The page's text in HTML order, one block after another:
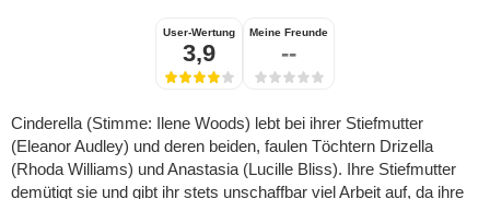
User-Wertung
3,9
Meine Freunde
--
Cinderella (Stimme: Ilene Woods) lebt bei ihrer Stiefmutter
(Eleanor Audley) und deren beiden, faulen Töchtern Drizella
(Rhoda Williams) und Anastasia (Lucille Bliss). Ihre Stiefmutter
demütigt sie und gibt ihr stets unschaffbar viel Arbeit auf, da ihre